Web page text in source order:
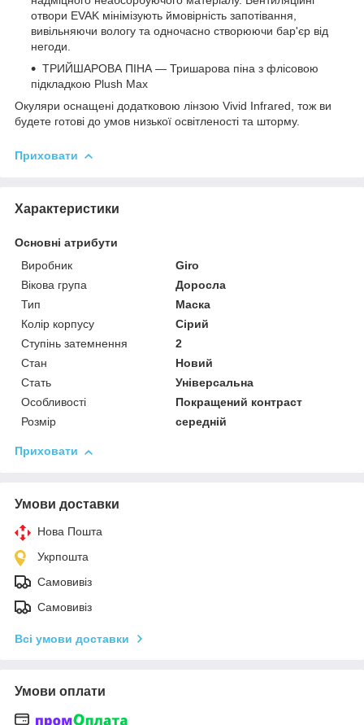
отвори EVAK мінімізують ймовірність запотівання,
вивільняючи вологу та одночасно створюючи бар'єр від
негоди.
ТРИЙШАРОВА ПІНА — Тришарова піна з флісовою
підкладкою Plush Max
Окуляри оснащені додатковою лінзою Vivid Infrared, тож ви
будете готові до умов низької освітленості та шторму.
Приховати
Характеристики
Основні атрибути
Виробник
Giro
Вікова група
Доросла
Тип
Маска
Колір корпусу
Сірий
Ступінь затемнення
2
Стан
Новий
Стать
Універсальна
Особливості
Покращений контраст
Розмір
середній
Приховати
Умови доставки
Нова Пошта
Укрпошта
Самовивіз
Самовивіз
Всі умови доставки
Умови оплати